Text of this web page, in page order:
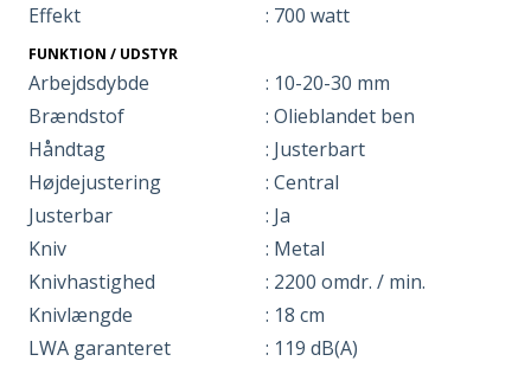
Effekt : 700 watt
FUNKTION / UDSTYR
Arbejdsdybde
: 10-20-30 mm
Brændstof
: Olieblandet ben
Håndtag
: Justerbart
Højdejustering
: Central
Justerbar
: Ja
Kniv
: Metal
Knivhastighed
: 2200 omdr. / min.
Knivlængde
: 18 cm
LWA garanteret
: 119 dB(A)